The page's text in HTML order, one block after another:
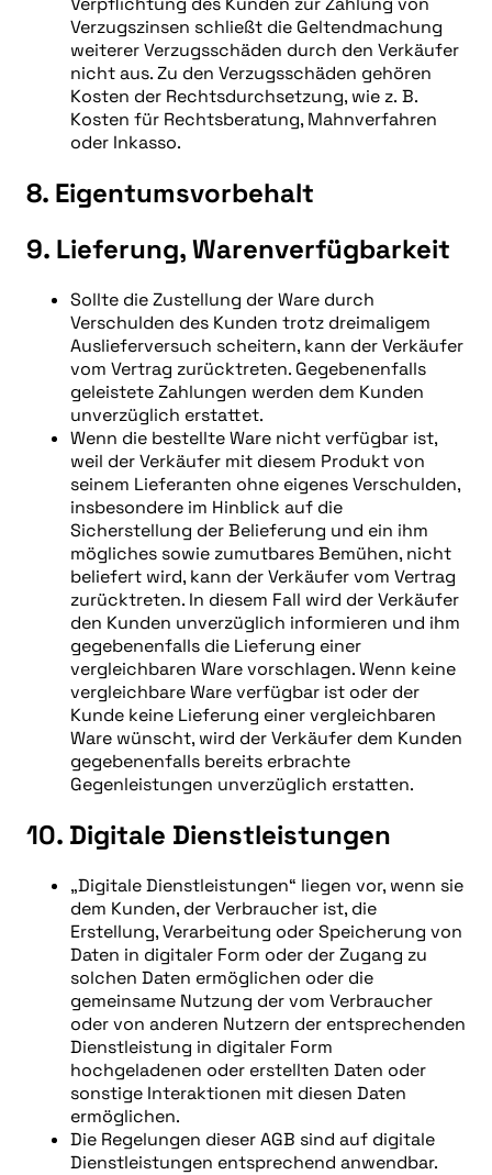
Verzugszinsen schließt die Geltendmachung
weiterer Verzugsschäden durch den Verkäufer
nicht aus. Zu den Verzugsschäden gehören
Kosten der Rechtsdurchsetzung, wie z. B.
Kosten für Rechtsberatung, Mahnverfahren
oder Inkasso.
8. Eigentumsvorbehalt
9. Lieferung, Warenverfügbarkeit
Sollte die Zustellung der Ware durch
Verschulden des Kunden trotz dreimaligem
Auslieferversuch scheitern, kann der Verkäufer
vom Vertrag zurücktreten. Gegebenenfalls
geleistete Zahlungen werden dem Kunden
unverzüglich erstattet.
Wenn die bestellte Ware nicht verfügbar ist,
weil der Verkäufer mit diesem Produkt von
seinem Lieferanten ohne eigenes Verschulden,
insbesondere im Hinblick auf die
Sicherstellung der Belieferung und ein ihm
mögliches sowie zumutbares Bemühen, nicht
beliefert wird, kann der Verkäufer vom Vertrag
zurücktreten. In diesem Fall wird der Verkäufer
den Kunden unverzüglich informieren und ihm
gegebenenfalls die Lieferung einer
vergleichbaren Ware vorschlagen. Wenn keine
vergleichbare Ware verfügbar ist oder der
Kunde keine Lieferung einer vergleichbaren
Ware wünscht, wird der Verkäufer dem Kunden
gegebenenfalls bereits erbrachte
Gegenleistungen unverzüglich erstatten.
10. Digitale Dienstleistungen
„Digitale Dienstleistungen“ liegen vor, wenn sie
dem Kunden, der Verbraucher ist, die
Erstellung, Verarbeitung oder Speicherung von
Daten in digitaler Form oder der Zugang zu
solchen Daten ermöglichen oder die
gemeinsame Nutzung der vom Verbraucher
oder von anderen Nutzern der entsprechenden
Dienstleistung in digitaler Form
hochgeladenen oder erstellten Daten oder
sonstige Interaktionen mit diesen Daten
ermöglichen.
Die Regelungen dieser AGB sind auf digitale
Dienstleistungen entsprechend anwendbar.